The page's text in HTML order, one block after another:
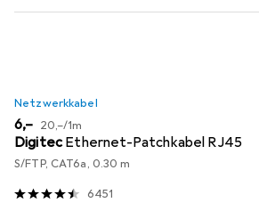
Netzwerkkabel
EUR
6,– EUR
20,–/1m
DigitecEthernet-Patchkabel RJ45
S/FTP, CAT6a, 0.30 m
6451